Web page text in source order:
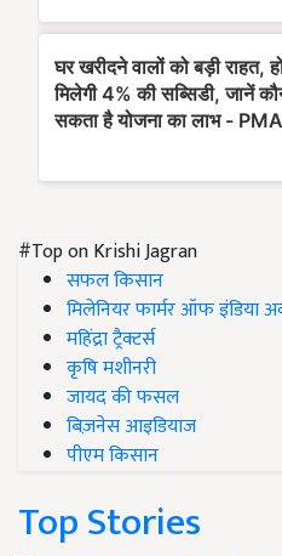
#Top on Krishi Jagran
सफल किसान
मिलेनियर फार्मर ऑफ इंडिया
महिंद्रा ट्रैक्टर्स
कृषि मशीनरी
जायद की फसल
बिज़नेस आइडियाज
पीएम किसान
Top Stories